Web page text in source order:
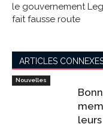
le gouvernement
fait fausse route
ARTICLES
Nouvelles